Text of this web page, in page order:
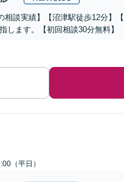
相談実績】【沼津駅徒歩12分】
します。【初回相談30分無料】
（平日）